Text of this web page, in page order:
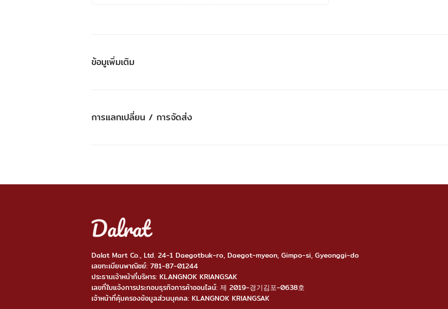
ข้อมูเพิ่มเติม
การแลกเปลี่ยน / การจัดส่ง
Dalat Mart Co., Ltd. 24-1 Daegotbuk-ro, Daegot-myeon, Gimpo-si, Gyeonggi-do
เลขทะเบียนพาณิชย์: 781-87-01244
ประธานเจ้าหน้าที่บริหาร: KLANGNOK KRIANGSAK
เลขที่ใบแจ้งการประกอบธุรกิจการค้าออนไลน์: 제 2019-경기김포-0638호
เจ้าหน้าที่คุ้มครองข้อมูลส่วนบุคคล: KLANGNOK KRIANGSAK